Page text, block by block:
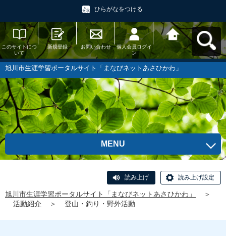
ひらがなをつける
このサイトにつ
いて
新規登録 お問い合わせ
個人会員ログイ
ン
旭川市生涯学習
ポータルサイト
「まなびネット
あさひかわ」へ
戻る
旭川市生涯学習ポータルサイト「まなびネットあさひかわ」
MENU
読み上げ 読み上げ設定
旭川市生涯学習ポータルサイト「まなびネットあさひかわ」
＞
活動紹介
＞ 登山・釣り・野外活動